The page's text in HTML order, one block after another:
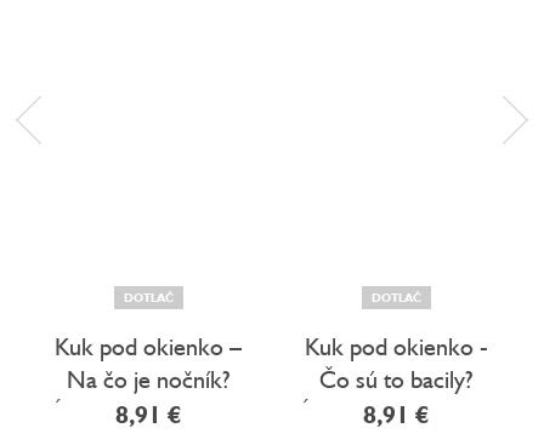
DOTLAČ
Kuk pod okienko –
Na čo je nočník?
Úplne prvé otázky a
8,91 €
DOTLAČ
Kuk pod okienko -
Čo sú to bacily?
Úplne prvé otázky a
8,91 €